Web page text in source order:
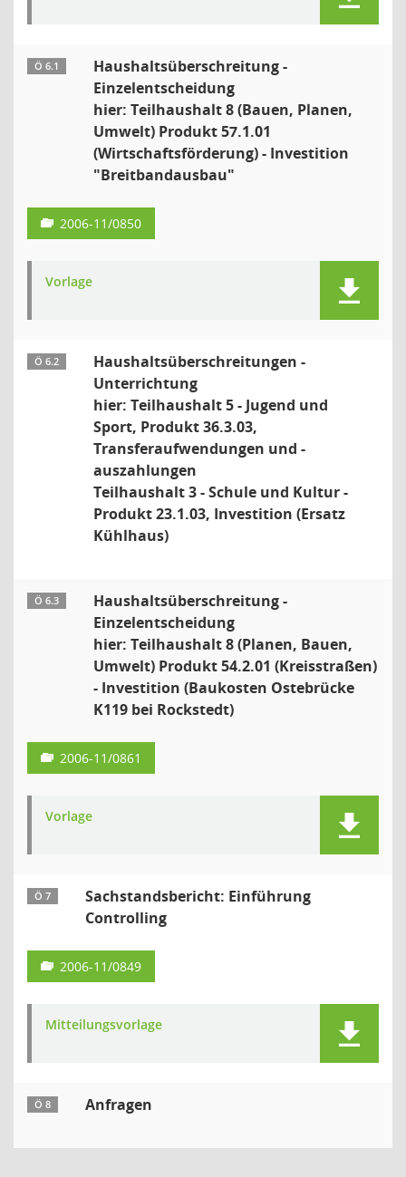
Ö 6.1
Haushaltsüberschreitung -
Einzelentscheidung
hier: Teilhaushalt 8 (Bauen, Planen,
Umwelt) Produkt 57.1.01
(Wirtschaftsförderung) - Investition
"Breitbandausbau"
2006-11/0850
Vorlage
Ö 6.2
Haushaltsüberschreitungen -
Unterrichtung
hier: Teilhaushalt 5 - Jugend und
Sport, Produkt 36.3.03,
Transferaufwendungen und -
auszahlungen
Teilhaushalt 3 - Schule und Kultur -
Produkt 23.1.03, Investition (Ersatz
Kühlhaus)
Ö 6.3
Haushaltsüberschreitung -
Einzelentscheidung
hier: Teilhaushalt 8 (Planen, Bauen,
Umwelt) Produkt 54.2.01 (Kreisstraßen)
- Investition (Baukosten Ostebrücke
K119 bei Rockstedt)
2006-11/0861
Vorlage
Ö 7
Sachstandsbericht: Einführung
Controlling
2006-11/0849
Mitteilungsvorlage
Ö 8 Anfragen